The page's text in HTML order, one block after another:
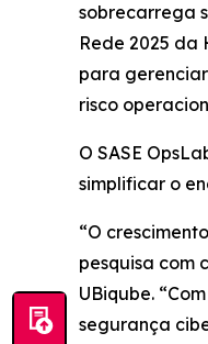
sobrecarrega
Rede 2025 da
para
risco
O SASE
simplificar o
“O
pesquisa com
UBiqube.
segurança